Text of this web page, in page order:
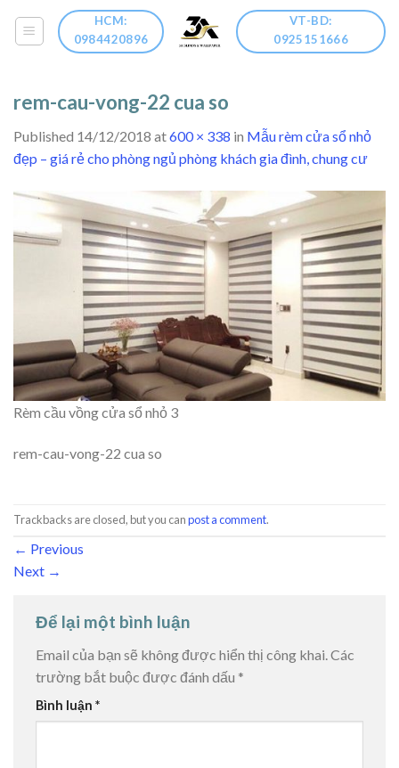
HCM:
0984420896
VT-BD:
0925151666
rem-cau-vong-22 cua so
Published 14/12/2018 at600 × 338 in Mẫu rèm cửa sổ nhỏ
đẹp – giá rẻ cho phòng ngủ phòng khách gia đình, chung cư
Rèm cầu vồng cửa sổ nhỏ 3
rem-cau-vong-22 cua so
Trackbacks are closed, but you canpost a comment.
← Previous
Next →
Để lại một bình luận
Email của bạn sẽ không được hiển thị công khai.Các
trường bắt buộc được đánh dấu *
Bình luận *